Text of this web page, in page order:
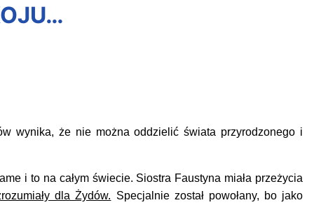
wynika, że nie można oddzielić świata przyrodzonego i
i tona całym świecie. Siostra Faustyna miała przeżycia
dla Żydów. Specjalnie został powołany, bo jako